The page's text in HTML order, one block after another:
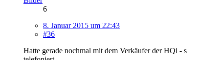
6
8. Januar 2015 um 22:43
#36
Hatte gerade nochmal mit dem Verkäufer der HQi - s